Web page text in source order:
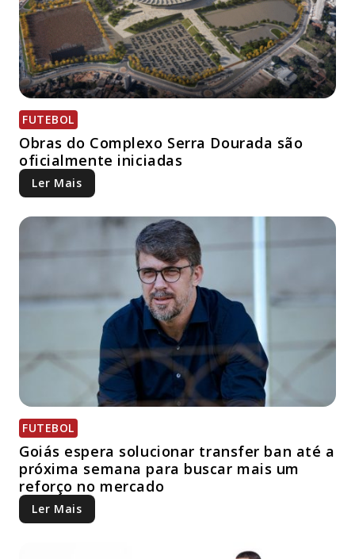
FUTEBOL
Obras do Complexo Serra Dourada são
oficialmente iniciadas
Ler Mais
FUTEBOL
Goiás espera solucionar transfer ban até a
próxima semana para buscar mais um
reforço no mercado
Ler Mais